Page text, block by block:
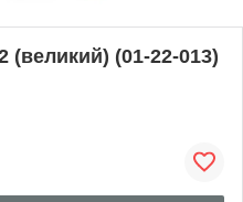
(01-22-013)